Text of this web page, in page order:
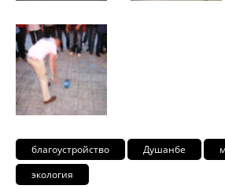
благоустройство Душанбе
экология